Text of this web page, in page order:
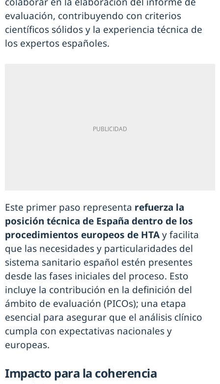
evaluación, contribuyendo con criterios
científicos sólidos y la experiencia técnica de
los expertos españoles.
Este primer paso representa refuerza la
posición técnica de España dentro de los
procedimientos europeos de HTAy facilita
que las necesidades y particularidades del
sistema sanitario español estén presentes
desde las fases iniciales del proceso. Esto
incluye la contribución en la definición del
ámbito de evaluación (PICOs); una etapa
esencial para asegurar que el análisis clínico
cumpla con expectativas nacionales y
europeas.
Impacto para la coherencia